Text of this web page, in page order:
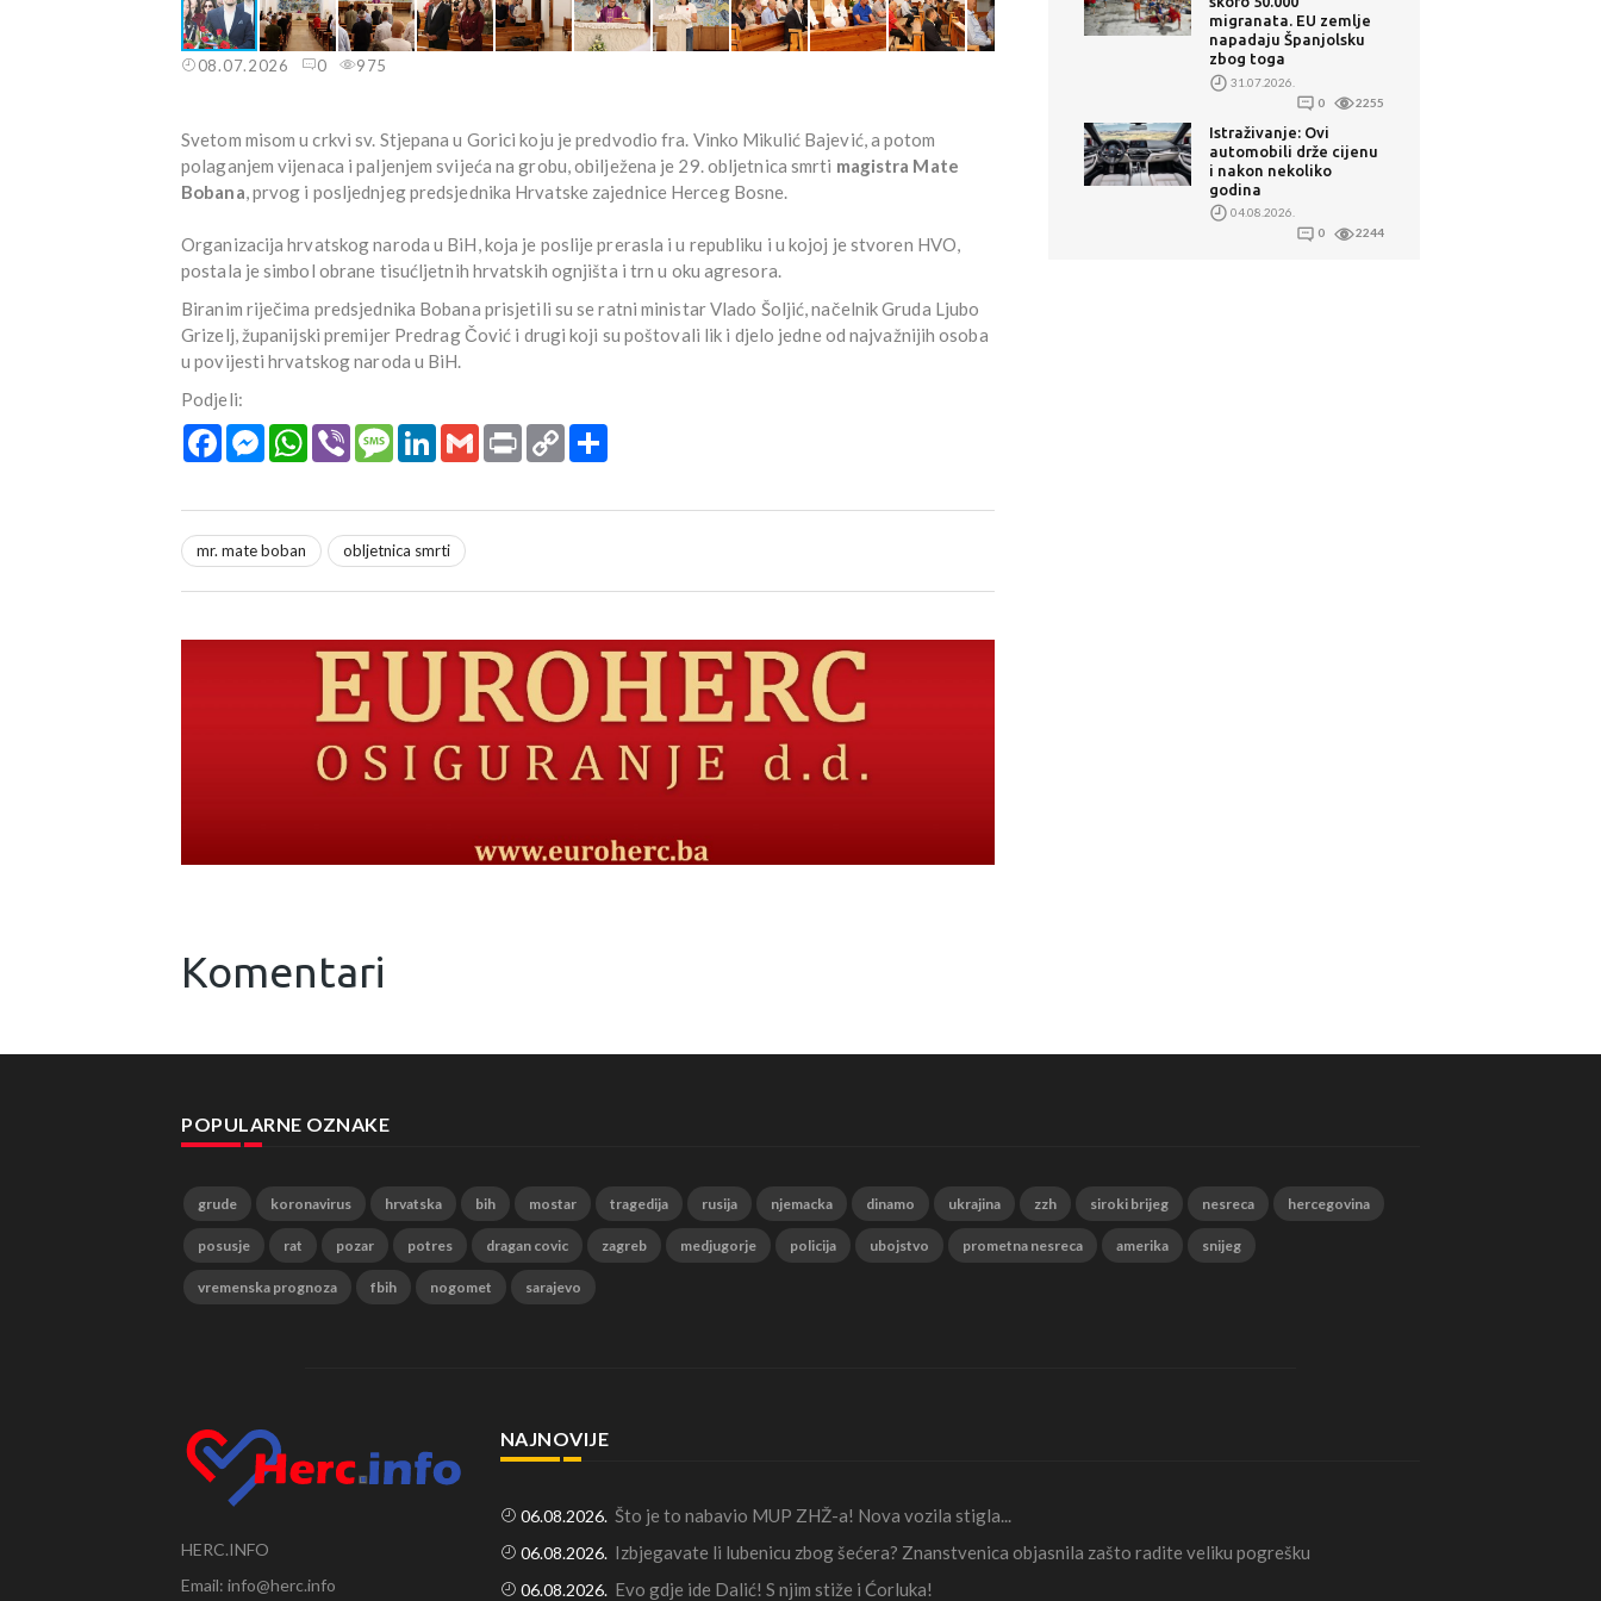
08.07.2026 0 975
Svetom misom u crkvi sv. Stjepana u Gorici koju je predvodio fra. Vinko Mikulić Bajević, a potom
polaganjem vijenaca i paljenjem svijeća na grobu, obilježena je 29. obljetnica smrti magistra Mate
Bobana, prvog i posljednjeg predsjednika Hrvatske zajednice Herceg Bosne.
Organizacija hrvatskog naroda u BiH, koja je poslije prerasla i u republiku i u kojoj je stvoren HVO,
postala je simbol obrane tisućljetnih hrvatskih ognjišta i trn u oku agresora.
Biranim riječima predsjednika Bobana prisjetili su se ratni ministar Vlado Šoljić, načelnik Gruda Ljubo
Grizelj, županijski premijer Predrag Čović i drugi koji su poštovali lik i djelo jedne od najvažnijih osoba
u povijesti hrvatskog naroda u BiH.
Podjeli:
FacebookMessengerWhatsApp
Viber MessageLinkedInGmail Print Copy
Link
mr. mate boban obljetnica smrti
Komentari
migranata. EU zemlje
napadaju Španjolsku
zbog toga
31.07.2026.
0
2255
Istraživanje: Ovi
automobili drže cijenu
i nakon nekoliko
godina
04.08.2026.
0
2244
POPULARNE OZNAKE
grude koronavirus hrvatska bih mostar tragedija rusija njemacka dinamo ukrajina zzh siroki brijeg nesreca hercegovina
posusje rat pozar potres dragan covic zagreb medjugorje policija ubojstvo prometna nesreca amerika snijeg
vremenska prognoza fbih nogomet sarajevo
HERC.INFO
Email: info@herc.info
NAJNOVIJE
06.08.2026. Što je to nabavio MUP ZHŽ-a! Nova vozila stigla...
06.08.2026. Izbjegavate li lubenicu zbog šećera? Znanstvenica objasnila zašto radite veliku pogrešku
06.08.2026. Evo gdje ide Dalić! S njim stiže i Ćorluka!